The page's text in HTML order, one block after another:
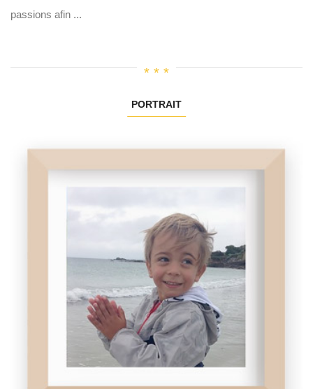
passions afin ...
PORTRAIT